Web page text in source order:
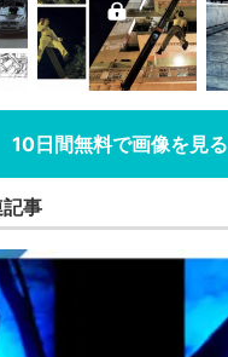
10日間無料で画像を見る
事